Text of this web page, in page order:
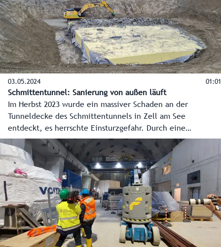
03.05.2024 01:01
Schmittentunnel: Sanierung von außen läuft
Im Herbst 2023 wurde ein massiver Schaden an der
Tunneldecke des Schmittentunnels in Zell am See
entdeckt, es herrschte Einsturzgefahr. Durch eine
Notmaßnahme konnte der Tunnel über den Winter
einspurig geöffnet werden, von 6. Mai bis 29. Juni 2024
wird er nun umfassend saniert, um die Sicherheit wieder
herzustellen. Im Sommer soll die wichtige
Verkehrsverbindung dann wieder zweispurig offen sein.